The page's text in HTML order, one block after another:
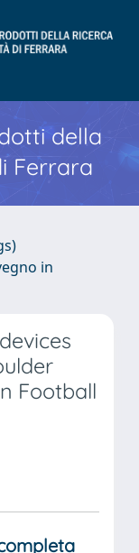
della
Ferrara
in
Football